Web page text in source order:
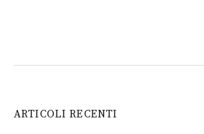
ARTICOLI RECENTI